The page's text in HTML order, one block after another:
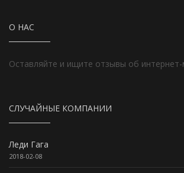
О НАС
Оставляйте и ищите отзывы об интернет-
СЛУЧАЙНЫЕ КОМПАНИИ
Леди Гага
2018-02-08